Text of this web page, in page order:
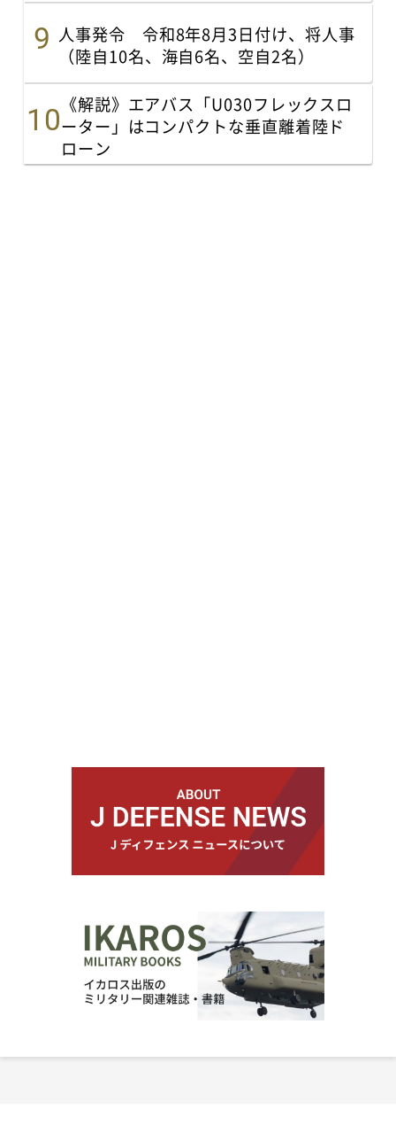
人事発令 令和8年8月3日付け、将人事
（陸自10名、海自6名、空自2名）
《解説》エアバス「U030フレックスロ
ーター」はコンパクトな垂直離着陸ド
ローン